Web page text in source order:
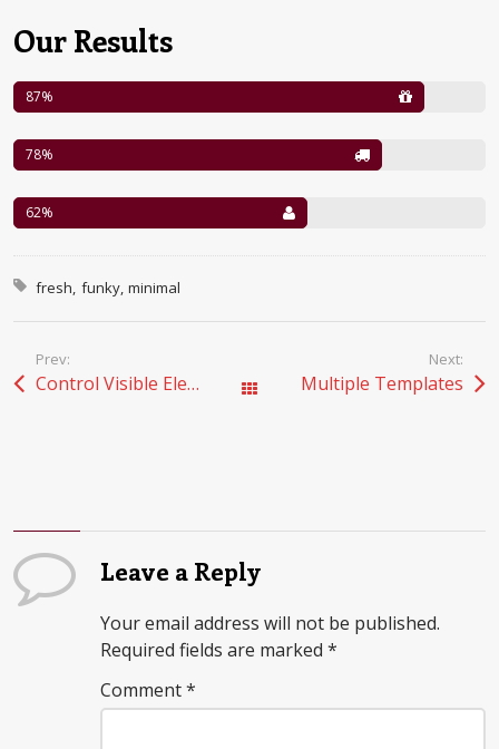
Our Results
87
78
62
Tagged with:
fresh funky minimal
Prev:
Control Visible Elements All Works
Next:
Multiple Templates
Leave a Reply
Your email address will not be published.
Required fields are marked*
Comment*